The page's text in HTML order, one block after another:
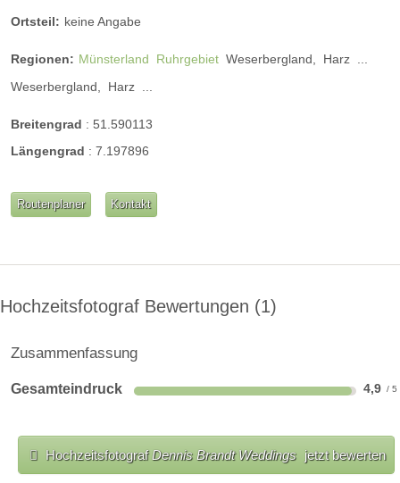
Ortsteil: keine Angabe
Regionen: Münsterland Ruhrgebiet Weserbergland, Harz ...
Weserbergland,
Harz
Breitengrad : 51.590113
Längengrad : 7.197896
Routenplaner Kontakt
Hochzeitsfotograf Bewertungen 1
Zusammenfassung
Gesamteindruck 4,9
HochzeitsfotografDennis Brandt Weddings jetzt bewerten